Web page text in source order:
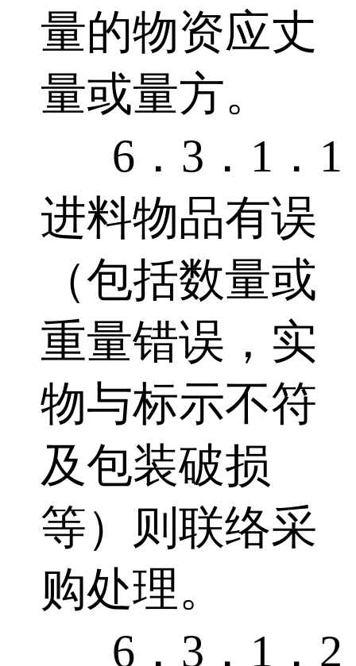
量的物资应丈
量或量方。
6．3．1．1
进料物品有误
（包括数量或
重量错误，实
物与标示不符
及包装破损
等）则联络采
购处理。
6．3．1．2